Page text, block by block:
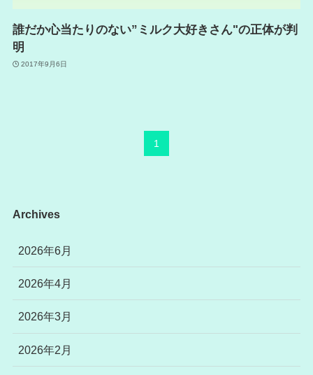
誰だか心当たりのない”ミルク大好きさん"の正体が判
明
2017年9月6日
1
Archives
2026年6月
2026年4月
2026年3月
2026年2月